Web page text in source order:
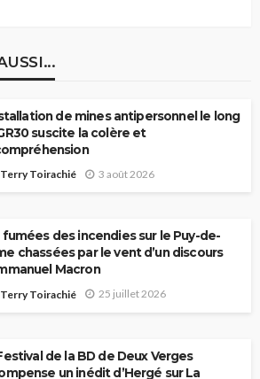
de mines antipersonnel le long
suscite la colère et
Terry Toirachié 3 août 2026
fumées des incendies sur le Puy-de-
chassées par le vent d’un discours
Macron
Terry Toirachié 25 juillet 2026
de la BD de Deux Verges
un inédit d’Hergé sur La